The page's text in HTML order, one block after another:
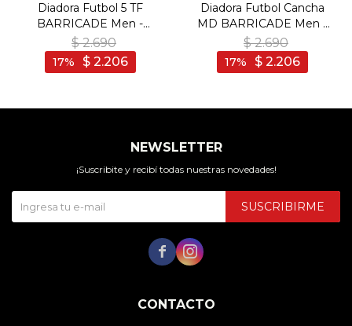
Diadora Futbol 5 TF
BARRICADE Men -
Bordo/Blanco - Bordo-
Blanco
$ 2.690
$ 2.206
17
Diadora Futbol Cancha
MD BARRICADE Men -
Verde/Negro - Verde-
Negro
$ 2.690
$ 2.206
17
CONTACTO
NEWSLETTER
¡Suscribite y recibí todas nuestras novedades!
SUSCRIBIRME
 